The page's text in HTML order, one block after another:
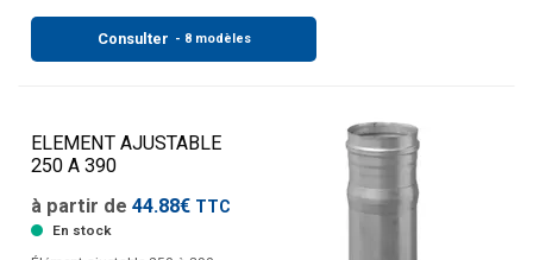
Consulter - 8 modèles
ELEMENT AJUSTABLE
250 A 390
à partir de 44.88€ TTC
En stock